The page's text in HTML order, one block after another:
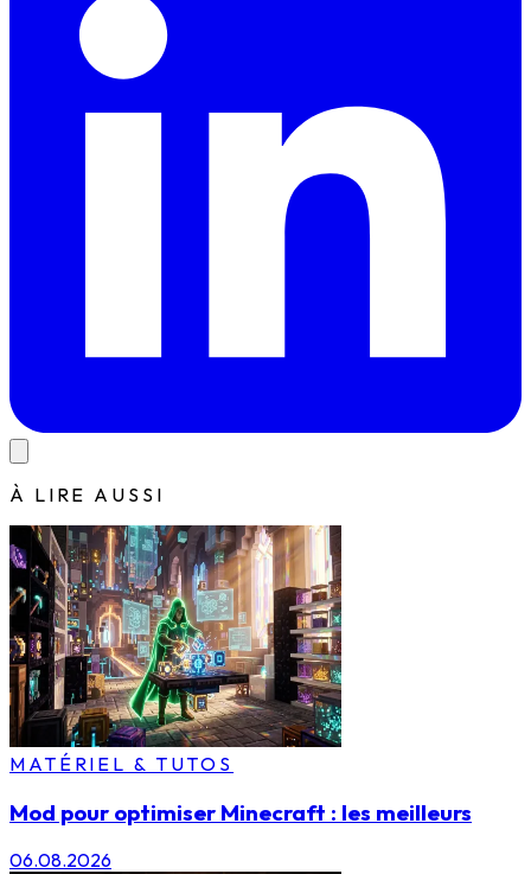
À LIRE AUSSI
MATÉRIEL & TUTOS
Mod pour optimiser Minecraft : les meilleurs
06.08.2026